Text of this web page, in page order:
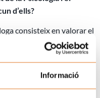
Informació
d’ells?
consisteix en valorar el
dels pacients, tant les
presenten alteracions,
valoració s’estableixen